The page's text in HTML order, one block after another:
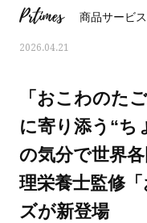
Prtimes 商品サービス
2026.04.21
「おこわのた
に寄り添う“ち
の気分で世界
理栄養士監修
ズが新登場